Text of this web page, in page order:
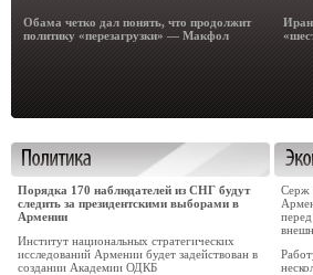
Обама четко дал понять, что продолжит
политику «перезагрузки» — Макфол
Иран
Порядка 170 наблюдателей из СНГ будут
следить за президентскими выборами в
Армении
Институт национальных стратегических
исследований Армении будет задействован в
создании Академии ОДКБ
Серж